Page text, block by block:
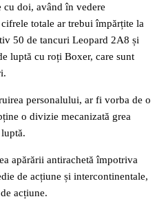
doi, având în vedere
totale ar trebui împărțite la
50 de tancuri Leopard 2A8 și
luptă cu roți Boxer, care sunt
personalului, ar fi vorba de o
o divizie mecanizată grea
apărării antirachetă împotriva
de acțiune și intercontinentale,
acțiune.